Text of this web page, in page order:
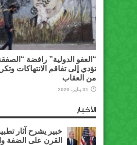
“العفو الدولية” رافضة
تؤدي إلى تفاقم الانتهاكات
من العقاب
31 يناير، 2020
الأخبار
خبير يشرح آثار
القرن على الضفة